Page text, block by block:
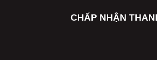
CHẤP NHẬN